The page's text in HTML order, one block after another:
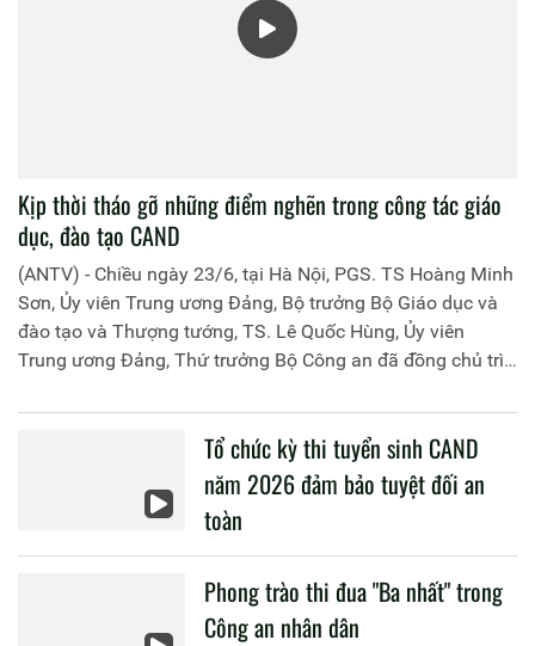
Kịp thời tháo gỡ những điểm nghẽn trong công tác giáo
dục, đào tạo CAND
(ANTV) - Chiều ngày 23/6, tại Hà Nội, PGS. TS Hoàng Minh
Sơn, Ủy viên Trung ương Đảng, Bộ trưởng Bộ Giáo dục và
đào tạo và Thượng tướng, TS. Lê Quốc Hùng, Ủy viên
Trung ương Đảng, Thứ trưởng Bộ Công an đã đồng chủ trì
liên quan đến công tác giáo dục và đào tạo của lực lượng
Tổ chức kỳ thi tuyển sinh CAND
năm 2026 đảm bảo tuyệt đối an
toàn
Phong trào thi đua "Ba nhất" trong
Công an nhân dân